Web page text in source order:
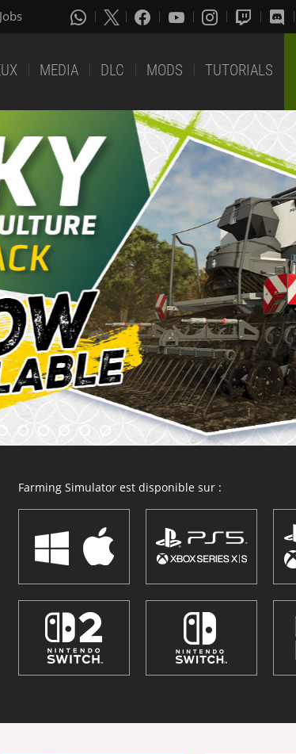
Jobs
MEDIA DLC MODS TUTORIALS
Farming Simulator est disponible sur :